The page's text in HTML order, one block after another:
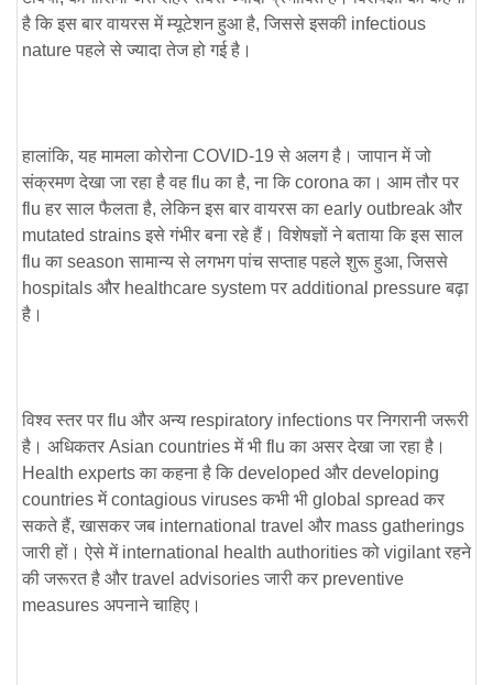
है कि इस बार वायरस में म्यूटेशन हुआ है, जिससे इसकी infectious
nature पहले से ज्यादा तेज हो गई है।
हालांकि, यह मामला कोरोना COVID-19 से अलग है। जापान में जो
संक्रमण देखा जा रहा है वह flu का है, ना कि corona का। आम तौर पर
flu हर साल फैलता है, लेकिन इस बार वायरस का early outbreak और
mutated strains इसे गंभीर बना रहे हैं। विशेषज्ञों ने बताया कि इस साल
flu का season सामान्य से लगभग पांच सप्ताह पहले शुरू हुआ, जिससे
hospitals और healthcare system पर additional pressure बढ़ा
है।
विश्व स्तर पर flu और अन्य respiratory infections पर निगरानी जरूरी
है। अधिकतर Asian countries में भी flu का असर देखा जा रहा है।
Health experts का कहना है कि developed और developing
countries में contagious viruses कभी भी global spread कर
सकते हैं, खासकर जब international travel और mass gatherings
जारी हों। ऐसे में international health authorities को vigilant रहने
की जरूरत है और travel advisories जारी कर preventive
measures अपनाने चाहिए।